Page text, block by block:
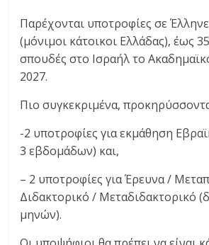
Παρέχονται υποτροφίες σε
(μόνιμοι κάτοικοι Ελλάδας), έως
σπουδές στο Ισραήλ το
2027.
Πιο συγκεκριμένα,
-2 υποτροφίες για εκμάθηση
3 εβδομάδων) και,
– 2 υποτροφίες για Έρευνα /
Διδακτορικό / Μεταδιδακτορικό
μηνών).